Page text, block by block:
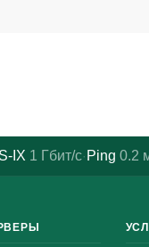
IX 1 Гбит/с· Ping 0.2